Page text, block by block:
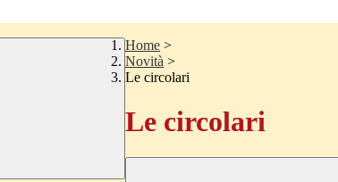
Home >
Novità >
Le circolari
Le circolari